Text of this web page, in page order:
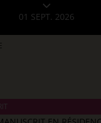
01 SEPT. 2026